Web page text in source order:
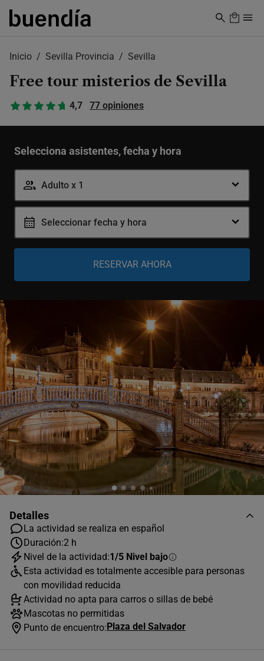
Skip
Inicio Sevilla Provincia Sevilla
Free tour misterios de Sevilla
4,7 77 opiniones
Selecciona asistentes, fecha y hora
Adulto x 1
Adulto
12-99 años - +
Niño - +
Seleccionar fecha y hora
AGOSTO 2026
L
M X J V S D
1
2
7 8
9
Detalles
La actividad se realiza en español
Duración:2 h
Nivel de la actividad:1/5 Nivel bajo
Esta actividad es totalmente accesible para personas
con movilidad reducida
Actividad no apta para carros o sillas de bebé
Mascotas no permitidas
Punto de encuentro:Plaza del Salvador